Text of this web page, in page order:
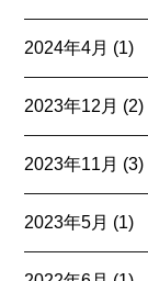
2024年4月 (1)
2023年12月 (2)
2023年11月 (3)
2023年5月 (1)